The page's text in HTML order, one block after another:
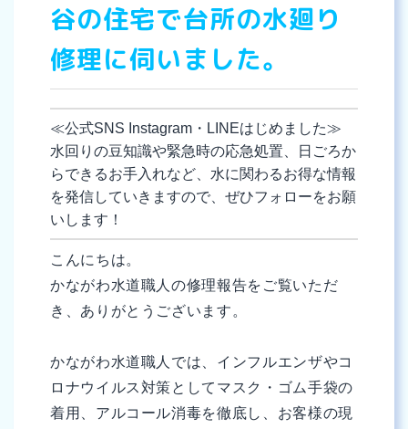
谷の住宅で台所の水廻り
修理に伺いました。
≪公式SNS Instagram・LINEはじめました≫
水回りの豆知識や緊急時の応急処置、日ごろか
らできるお手入れなど、水に関わるお得な情報
を発信していきますので、ぜひフォローをお願
いします！
こんにちは。
かながわ水道職人の修理報告をご覧いただ
き、ありがとうございます。
かながわ水道職人では、インフルエンザやコ
ロナウイルス対策としてマスク・ゴム手袋の
着用、アルコール消毒を徹底し、お客様の現